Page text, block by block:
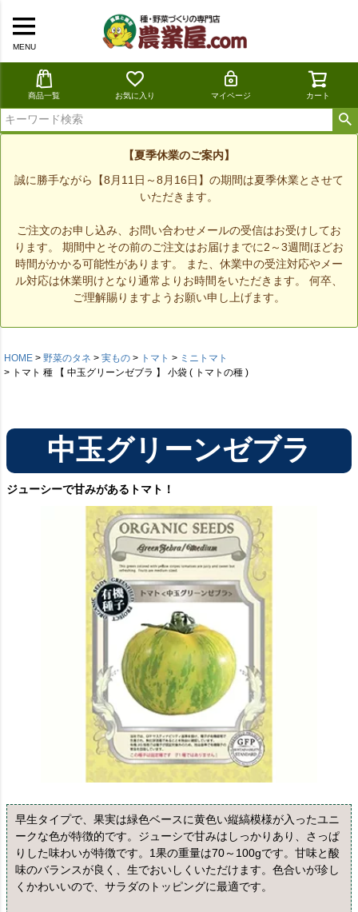
MENU
商品一覧 お気に入り マイページ カート
【夏季休業のご案内】
誠に勝手ながら【8月11日～8月16日】の期間は夏季休業とさせて
いただきます。
ご注文のお申し込み、お問い合わせメールの受信はお受けしてお
ります。 期間中とその前のご注文はお届けまでに2～3週間ほどお
時間がかかる可能性があります。 また、休業中の受注対応やメー
ル対応は休業明けとなり通常よりお時間をいただきます。 何卒、
ご理解賜りますようお願い申し上げます。
HOME 野菜のタネ 実もの トマト
ミニトマト
トマト 種 【 中玉グリーンゼブラ 】 小袋 ( トマトの種 )
中玉グリーンゼブラ
ジューシーで甘みがあるトマト！
早生タイプで、果実は緑色ベースに黄色い縦縞模様が入ったユニ
ークな色が特徴的です。ジューシで甘みはしっかりあり、さっぱ
りした味わいが特徴です。1果の重量は70～100gです。甘味と酸
味のバランスが良く、生でおいしくいただけます。色合いが珍し
くかわいいので、サラダのトッピングに最適です。